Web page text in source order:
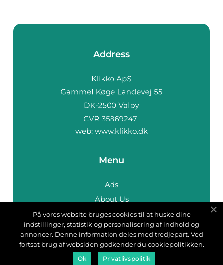
Address
web: www.klikko.dk
Menu
Ads
About Us
Cookies
Contact
Sitemap
På vores website bruges cookies til at huske dine
indstillinger, statistik og personalisering af indhold og
annoncer. Denne information deles med tredjepart. Ved
fortsat brug af websiden godkender du cookiepolitikken.
Ok Privatlivspolitik